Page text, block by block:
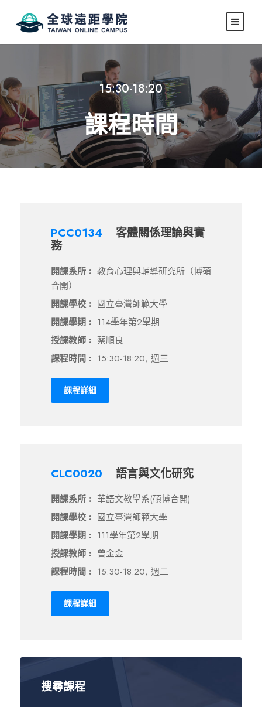
15:30-18:20
課程時間
PCC0134
客體關係理論與實
務
開課系所 : 教育心理與輔導研究所（博碩
合開）
開課學校 : 國立臺灣師範大學
開課學期 : 114學年第2學期
授課教師 : 蔡順良
課程時間 : 15:30-18:20, 週三
課程詳細
CLC0020 語言與文化研究
開課系所 : 華語文教學系(碩博合開)
開課學校 : 國立臺灣師範大學
開課學期 : 111學年第2學期
授課教師 : 曾金金
課程時間 : 15:30-18:20, 週二
課程詳細
搜尋課程